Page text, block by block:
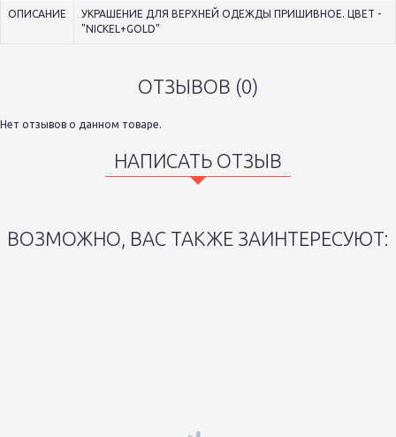
ОПИСАНИЕ
УКРАШЕНИЕ ДЛЯ ВЕРХНЕЙ ОДЕЖДЫ ПРИШИВНОЕ. ЦВЕТ -
"NICKEL+GOLD"
ОТЗЫВОВ (0)
Нет отзывов о данном товаре.
НАПИСАТЬ ОТЗЫВ
ВОЗМОЖНО, ВАС ТАКЖЕ ЗАИНТЕРЕСУЮТ: